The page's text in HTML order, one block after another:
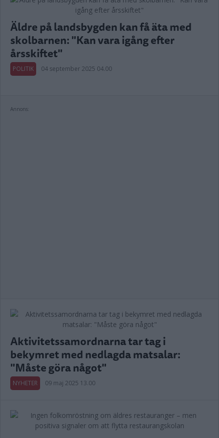
Äldre på landsbygden kan få äta med
skolbarnen: "Kan vara igång efter
årsskiftet"
POLITIK 04 september 2025 04.00
Annons:
Aktivitetssamordnarna tar tag i
bekymret med nedlagda matsalar:
"Måste göra något"
NYHETER 09 maj 2025 13.00